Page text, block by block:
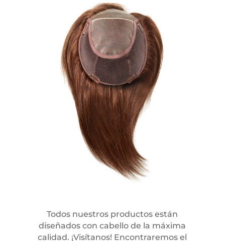
Todos nuestros productos están
diseñados con cabello de la máxima
calidad. ¡Visítanos! Encontraremos el